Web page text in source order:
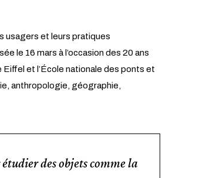
usagers et leurs pratiques
le 16 mars à l’occasion des 20 ans
et l’École nationale des ponts et
anthropologie, géographie,
des objets comme la